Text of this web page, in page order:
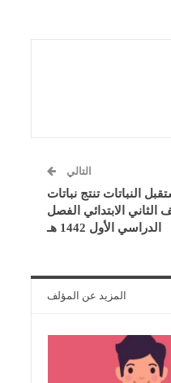
التالي
النباتات تنتج نباتات
الثاني الابتدائي الفصل
الدراسي الأول 1442 هـ
المزيد عن المؤلف